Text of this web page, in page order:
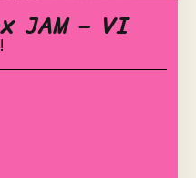
JAM – VI